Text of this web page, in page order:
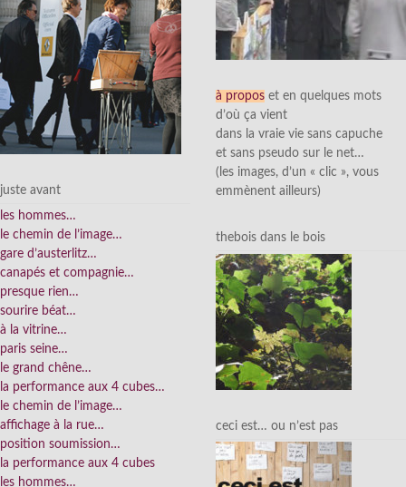
juste avant
les hommes…
le chemin de l’image…
gare d’austerlitz…
canapés et compagnie…
presque rien…
sourire béat…
à la vitrine…
paris seine…
le grand chêne…
la performance aux 4 cubes…
le chemin de l’image…
affichage à la rue…
position soumission…
la performance aux 4 cubes
les hommes…
à propos et en quelques mots
d’où ça vient
dans la vraie vie sans capuche
et sans pseudo sur le net…
(les images, d’un « clic », vous
emmènent ailleurs)
thebois dans le bois
ceci est… ou n’est pas